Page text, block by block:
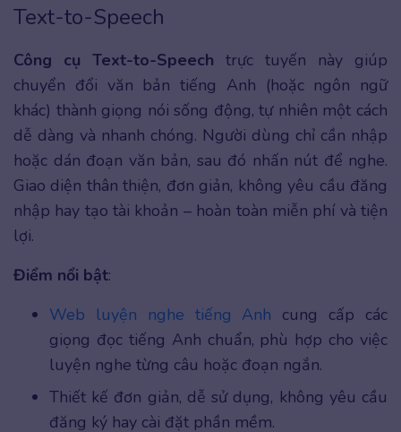
Text-to-Speech
Công cụ Text-to-Speech trực tuyến này giúp
chuyển đổi văn bản tiếng Anh (hoặc ngôn ngữ
khác) thành giọng nói sống động, tự nhiên một cách
dễ dàng và nhanh chóng. Người dùng chỉ cần nhập
hoặc dán đoạn văn bản, sau đó nhấn nút để nghe.
Giao diện thân thiện, đơn giản, không yêu cầu đăng
nhập hay tạo tài khoản – hoàn toàn miễn phí và tiện
lợi.
Điểm nổi bật:
Web luyện nghe tiếng Anh cung cấp các
giọng đọc tiếng Anh chuẩn, phù hợp cho việc
luyện nghe từng câu hoặc đoạn ngắn.​
Thiết kế đơn giản, dễ sử dụng, không yêu cầu
đăng ký hay cài đặt phần mềm.​